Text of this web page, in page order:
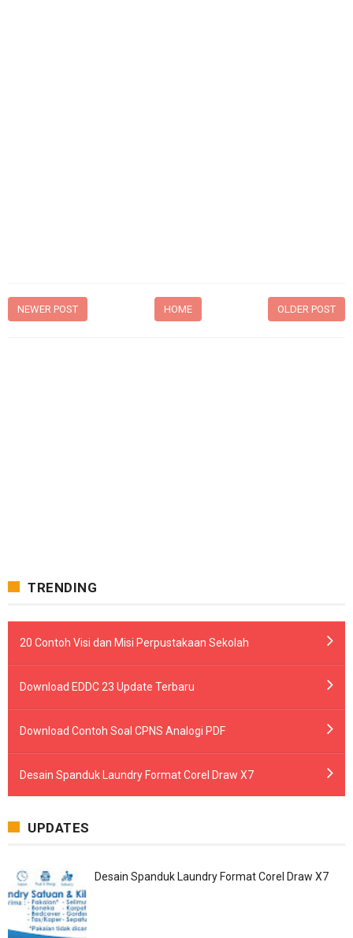
NEWER POST OLDER POST
HOME
TRENDING
20 Contoh Visi dan Misi Perpustakaan Sekolah
Download EDDC 23 Update Terbaru
Download Contoh Soal CPNS Analogi PDF
Desain Spanduk Laundry Format Corel Draw X7
UPDATES
Desain Spanduk Laundry Format Corel Draw X7